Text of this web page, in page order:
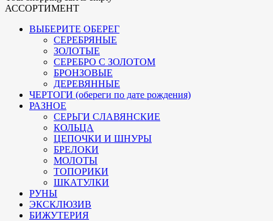
АССОРТИМЕНТ
ВЫБЕРИТЕ ОБЕРЕГ
СЕРЕБРЯНЫЕ
ЗОЛОТЫЕ
СЕРЕБРО С ЗОЛОТОМ
БРОНЗОВЫЕ
ДЕРЕВЯННЫЕ
ЧЕРТОГИ (обереги по дате рождения)
РАЗНОЕ
СЕРЬГИ СЛАВЯНСКИЕ
КОЛЬЦА
ЦЕПОЧКИ И ШНУРЫ
БРЕЛОКИ
МОЛОТЫ
ТОПОРИКИ
ШКАТУЛКИ
РУНЫ
ЭКСКЛЮЗИВ
БИЖУТЕРИЯ